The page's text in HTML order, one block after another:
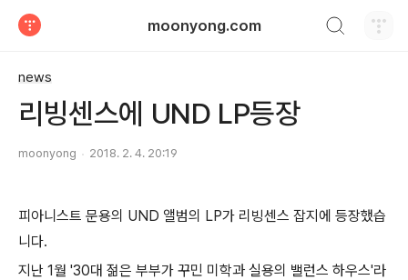
moonyong.com
news
리빙센스에 UND LP등장
moonyong 2018. 2. 4. 20:19
피아니스트 문용의 UND 앨범의 LP가 리빙센스 잡지에 등장했습
니다.
지난 1월 '30대 젊은 부부가 꾸민 미학과 실용의 밸런스 하우스'라